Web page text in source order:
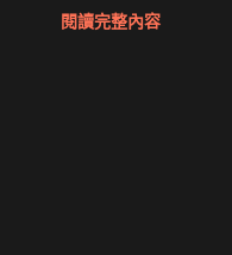
閱讀完整內容